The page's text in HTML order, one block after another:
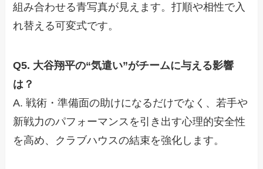
組み合わせる青写真が見えます。打順や相性で入
れ替える可変式です。
Q5. 大谷翔平の“気遣い”がチームに与える影響
は？
A. 戦術・準備面の助けになるだけでなく、若手や
新戦力のパフォーマンスを引き出す心理的安全性
を高め、クラブハウスの結束を強化します。